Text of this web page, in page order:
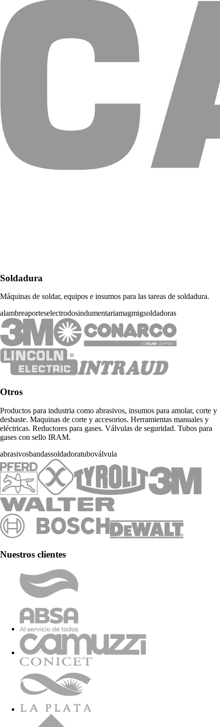
Soldadura
Máquinas de soldar, equipos e insumos para las tareas de soldadura.
alambreaporteselectrodosindumentariamagmigsoldadoras
Otros
Productos para industria como abrasivos, insumos para amolar, corte y
desbaste. Maquinas de corte y accesorios. Herramientas manuales y
eléctricas. Reductores para gases. Válvulas de seguridad. Tubos para
gases con sello IRAM.
abrasivosbandassoldadoratuboválvula
Nuestros clientes